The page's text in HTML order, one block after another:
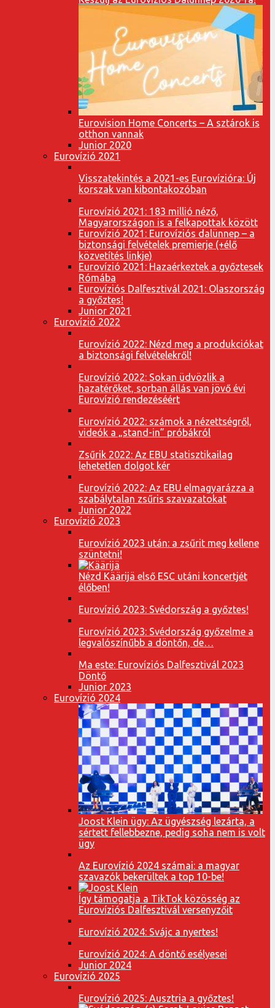
Eurovision Home Concerts – A sztárok is
otthon vannak
Junior 2020
Eurovízió 2021
Visszatekintés a 2021-es Eurovízióra: Új
korszak van kibontakozóban
Eurovízió 2021: 183 millió néző,
Magyarországon is a felkapottak között
Eurovízió 2021: Eurovíziós dalünnep – a
biztonsági felvételek premierje (+élő
közvetítés linkje)
Eurovízió 2021: Hazaérkeztek a győztesek
Rómába
Eurovíziós Dalfesztivál 2021: Olaszország
a győztes!
Junior 2021
Eurovízió 2022
Eurovízió 2022: Nézd meg a produkciókat
a biztonsági felvételekről!
Eurovízió 2022: Sokan üdvözlik a
hazatérőket, sorban állás van jövő évi
Eurovízió rendezéséért
Eurovízió 2022: számok a nézettségről,
videók a „stand-in” próbákról
Zsűrik 2022: Az EBU statisztikailag
lehetetlen dolgot kér
Eurovízió 2022: Az EBU elmagyarázza a
szabálytalan zsűris szavazatokat
Junior 2022
Eurovízió 2023
Eurovízió 2023 után: a zsűrit meg kellene
szüntetni!
Nézd Käärijä első ESC utáni koncertjét
élőben!
Eurovízió 2023: Svédország a győztes!
Eurovízió 2023: Svédország győzelme a
legvalószínűbb a döntőn, de…
Ma este: Eurovíziós Dalfesztivál 2023
Döntő
Junior 2023
Eurovízió 2024
Joost Klein ügy: Az ügyészség lezárta, a
sértett fellebbezne, pedig soha nem is volt
ügy
Az Eurovízió 2024 számai: a magyar
szavazók bekerültek a top 10-be!
Így támogatja a TikTok közösség az
Eurovíziós Dalfesztivál versenyzőit
Eurovízió 2024: Svájc a nyertes!
Eurovízió 2024: A döntő esélyesei
Junior 2024
Eurovízió 2025
Eurovízió 2025: Ausztria a győztes!